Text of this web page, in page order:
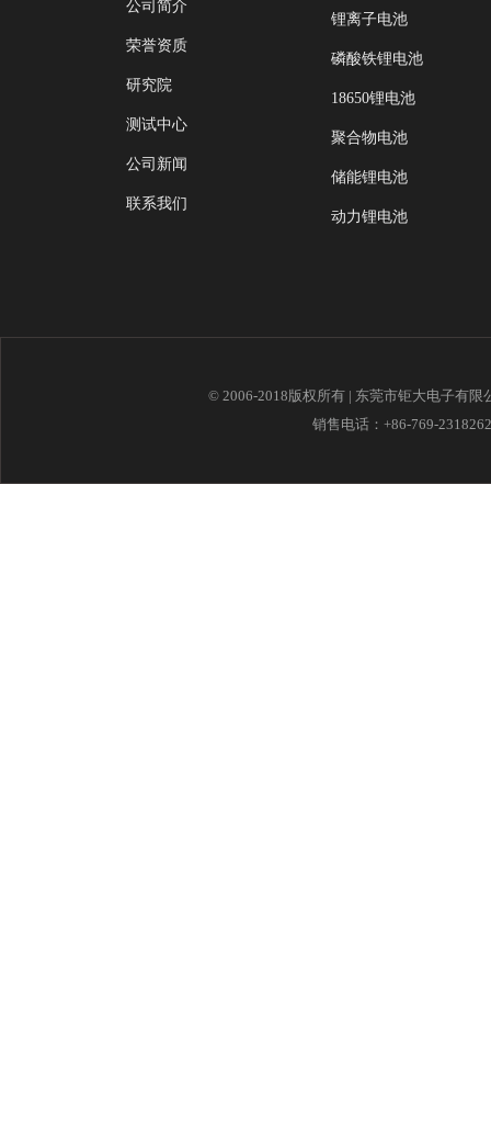
公司简介
荣誉资质
研究院
测试中心
公司新闻
联系我们
锂离子电池
磷酸铁锂电池
18650锂电池
聚合物电池
储能锂电池
动力锂电池
© 2006-2018版权所有 | 东莞市钜大电子有
销售电话：+86-769-